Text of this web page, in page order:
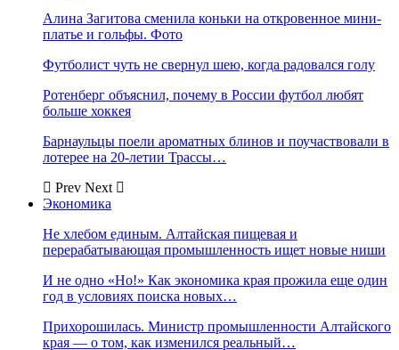
Алина Загитова сменила коньки на откровенное мини-
платье и гольфы. Фото
Футболист чуть не свернул шею, когда радовался голу
Ротенберг объяснил, почему в России футбол любят
больше хоккея
Барнаульцы поели ароматных блинов и поучаствовали в
лотерее на 20-летии Трассы…
Prev Next
Экономика
Не хлебом единым. Алтайская пищевая и
перерабатывающая промышленность ищет новые ниши
И не одно «Но!» Как экономика края прожила еще один
год в условиях поиска новых…
Прихорошилась. Министр промышленности Алтайского
края — о том, как изменился реальный…